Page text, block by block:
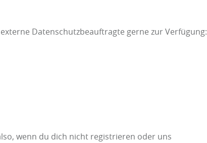
Datenschutzbeauftragte gerne zur Verfügung:
wenn du dich nicht registrieren oder uns